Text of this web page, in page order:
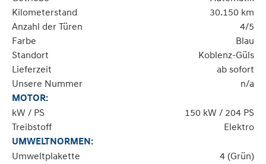
Kilometerstand
30.150 km
Anzahl der Türen
4/5
Farbe
Blau
Standort
Koblenz-Güls
Lieferzeit
ab sofort
Unsere Nummer
n/a
MOTOR:
kW / PS
150 kW / 204 PS
Treibstoff
Elektro
UMWELTNORMEN:
Umweltplakette
4 (Grün)